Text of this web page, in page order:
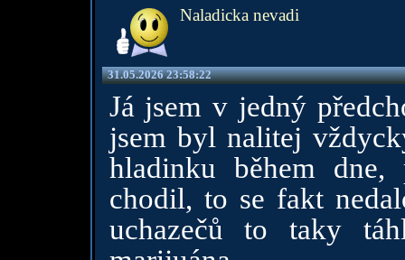
Naladicka nevadi
31.05.2026 23:58:22
Já jsem v jedný
jsem byl nalitej
hladinku během
chodil, to se fakt
uchazečů to taky